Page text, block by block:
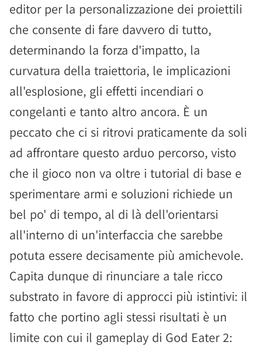
editor per la personalizzazione dei proiettili
che consente di fare davvero di tutto,
determinando la forza d'impatto, la
curvatura della traiettoria, le implicazioni
all'esplosione, gli effetti incendiari o
congelanti e tanto altro ancora. È un
peccato che ci si ritrovi praticamente da soli
ad affrontare questo arduo percorso, visto
che il gioco non va oltre i tutorial di base e
sperimentare armi e soluzioni richiede un
bel po' di tempo, al di là dell'orientarsi
all'interno di un'interfaccia che sarebbe
potuta essere decisamente più amichevole.
Capita dunque di rinunciare a tale ricco
substrato in favore di approcci più istintivi: il
fatto che portino agli stessi risultati è un
limite con cui il gameplay di God Eater 2: